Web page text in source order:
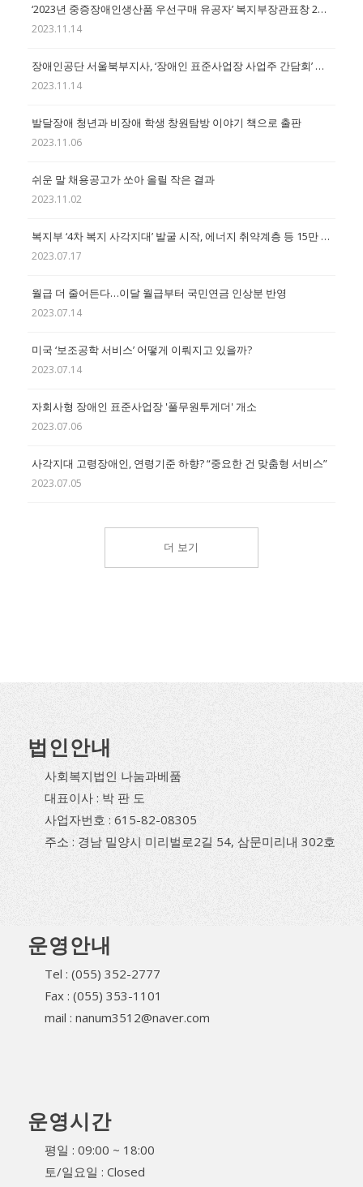
‘2023년 중증장애인생산품 우선구매 유공자’ 복지부장관표창 21점 수여
2023.11.14
장애인공단 서울북부지사, ‘장애인 표준사업장 사업주 간담회’ 성료
2023.11.14
발달장애 청년과 비장애 학생 창원탐방 이야기 책으로 출판
2023.11.06
쉬운 말 채용공고가 쏘아 올릴 작은 결과
2023.11.02
복지부 ‘4차 복지 사각지대’ 발굴 시작, 에너지 취약계층 등 15만 명 대상
2023.07.17
월급 더 줄어든다…이달 월급부터 국민연금 인상분 반영
2023.07.14
미국 ‘보조공학 서비스’ 어떻게 이뤄지고 있을까?
2023.07.14
자회사형 장애인 표준사업장 '풀무원투게더' 개소
2023.07.06
사각지대 고령장애인, 연령기준 하향? “중요한 건 맞춤형 서비스”
2023.07.05
더 보기
법인안내
사회복지법인 나눔과베품
대표이사 : 박 판 도
사업자번호 : 615-82-08305
주소 : 경남 밀양시 미리벌로2길 54, 삼문미리내 302호
운영안내
Tel : (055) 352-2777
Fax : (055) 353-1101
mail : nanum3512@naver.com
운영시간
평일 : 09:00 ~ 18:00
토/일요일 : Closed